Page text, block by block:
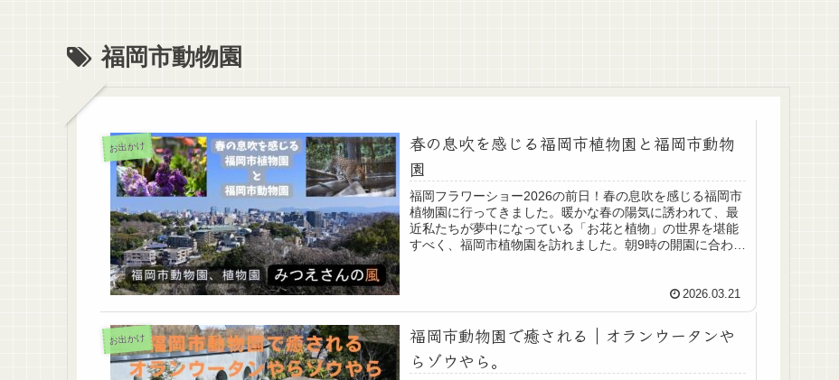
福岡市動物園
お出かけ
春の息吹を感じる福岡市植物園と福岡市動物
園
福岡フラワーショー2026の前日！春の息吹を感じる福岡市
植物園に行ってきました。暖かな春の陽気に誘われて、最
近私たちが夢中になっている「お花と植物」の世界を堪能
すべく、福岡市植物園を訪れました。朝9時の開園に合わせ
2026.03.21
お出かけ
福岡市動物園で癒される｜オランウータンや
らゾウやら。